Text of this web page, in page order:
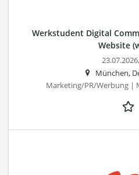
Werkstudent Digital
Website
23.07.2026,
München,
Marketing/PR/Werbung |